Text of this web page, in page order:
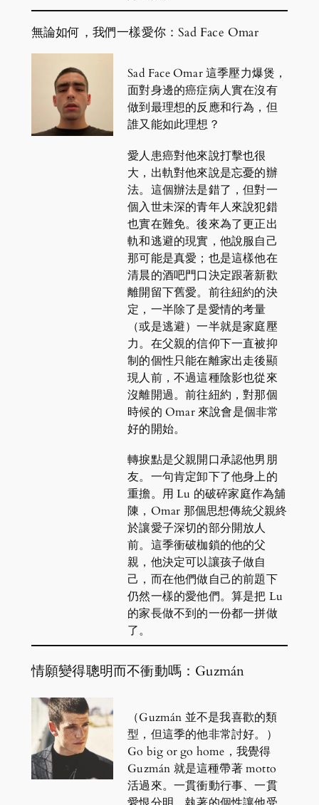
無論如何，我們一樣愛你：Sad Face Omar
Sad Face Omar 這季壓力爆煲，
面對身邊的癌症病人實在沒有
做到最理想的反應和行為，但
誰又能如此理想？
愛人患癌對他來說打擊也很
大，出軌對他來說是忘憂的辦
法。這個辦法是錯了，但對一
個入世未深的青年人來說犯錯
也實在難免。後來為了更正出
軌和逃避的現實，他說服自己
那可能是真愛；也是這樣他在
清晨的酒吧門口決定跟著新歡
離開留下舊愛。前往紐約的決
定，一半除了是愛情的考量
（或是逃避）一半就是家庭壓
力。在父親的信仰下一直被抑
制的個性只能在離家出走後顯
現人前，不過這種陰影也從來
沒離開過。前往紐約，對那個
時候的 Omar 來說會是個非常
好的開始。
轉捩點是父親開口承認他男朋
友。一句肯定卸下了他身上的
重擔。用 Lu 的破碎家庭作為舖
陳，Omar 那個思想傳統父親終
於讓愛子深切的部分開放人
前。這季衝破枷鎖的他的父
親，他決定可以讓孩子做自
己，而在他們做自己的前題下
仍然一樣的愛他們。算是把 Lu
的家長做不到的一份都一拼做
了。
情願變得聰明而不衝動嗎：Guzmán
（Guzmán 並不是我喜歡的類
型，但這季的他非常討好。）
Go big or go home，我覺得
Guzmán 就是這種帶著 motto
活過來。一貫衝動行事、一貫